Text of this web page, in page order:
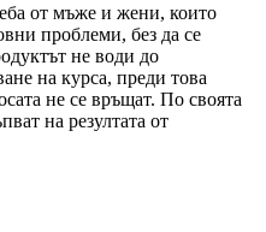
от мъже и жени, които
проблеми, без да се
не води до
на курса, преди това
не се връщат. По своята
на резултата от